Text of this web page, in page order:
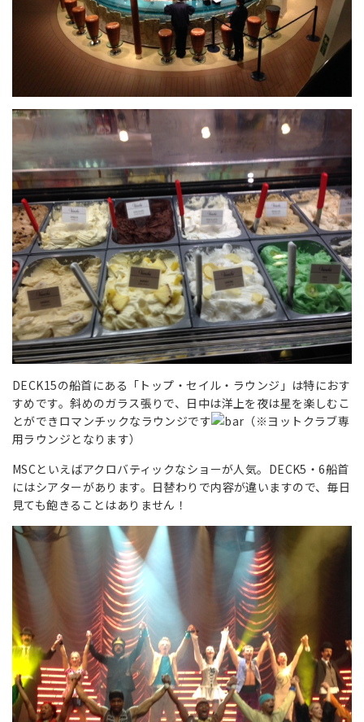
DECK15の船首にある「トップ・セイル・ラウンジ」は特におす
すめです。斜めのガラス張りで、日中は洋上を夜は星を楽しむこ
とができロマンチックなラウンジです
（※ヨットクラブ専
用ラウンジとなります）
MSCといえばアクロバティックなショーが人気。DECK5・6船首
にはシアターがあります。日替わりで内容が違いますので、毎日
見ても飽きることはありません！